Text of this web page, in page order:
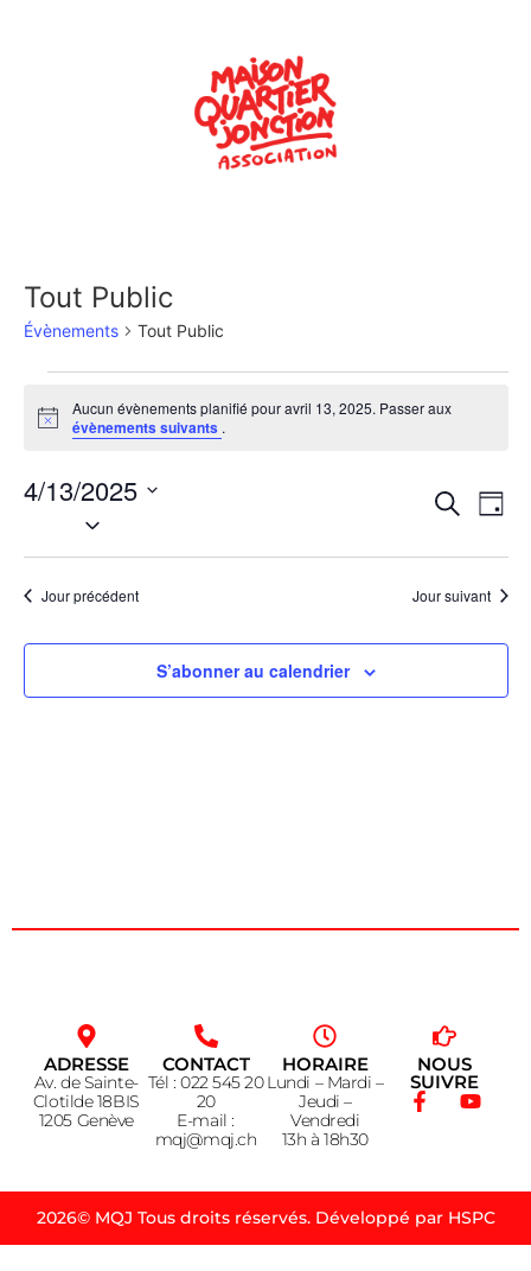
Tout Public
Évènements Tout Public
Notice
Aucun évènements planifié pour avril 13, 2025. Passer aux
évènements suivants .
et
de
vues
Recherche
Jour
4/13/2025
Sélectionnez
date.
Jour précédent Jour suivant
S’abonner au calendrier
ADRESSE
Av. de Sainte-
Clotilde 18BIS
1205 Genève
CONTACT
Tél : 022 545 20
20
E-mail :
mqj@mqj.ch
HORAIRE
Lundi – Mardi –
Jeudi –
Vendredi
13h à 18h30
NOUS
SUIVRE
2026© MQJ Tous droits réservés. Développé par HSPC